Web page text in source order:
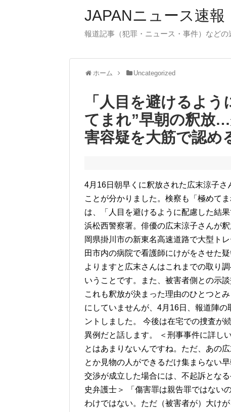
JAPANニュース速報
報道記事（犯罪・ニュース・事件）などの
ホーム Uncategorized
「人目を避けるよ
てまれ”早朝の釈放
害容疑を大筋で認め
4月16日朝早くに釈放された広末涼子
ことが分かりました。検察も「極めて
は、「人目を避けるように配慮した結
浜松西警察署。俳優の広末涼子さんが
岡県掛川市の新東名高速道路で大型ト
田市内の病院で看護師にけがをさせた
よりますと広末さんはこれまでの取り
いうことです。また、被害者側との示
これも釈放が決まった理由のひとつと
にしていませんが、4月16日、報道陣
ントしました。 今後は在宅での捜査が
異例だと話します。 ＜刑事事件に詳し
とはあまりないんですね。ただ、あの
とか見物の人ができるだけ集まらない
交渉が成立した場合には、不起訴とな
史弁護士＞ 「傷害罪は親告罪ではない
わけではない。ただ（被害者が）大け